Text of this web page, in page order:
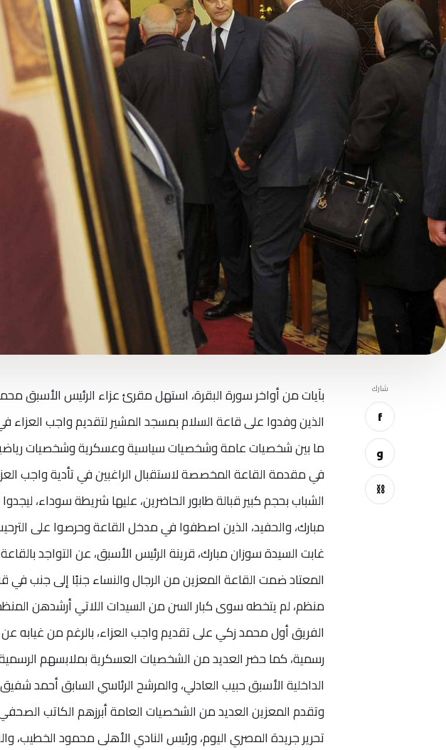
شارك
f
و
⛓
بآيات من أواخر سورة البقرة، استهل مقرئ عزاء الرئيس الأسبق
الذين وفدوا على قاعة السلام بمسجد المشير لتقديم واجب العزاء
ما بين شخصيات عامة وشخصيات سياسية وعسكرية وشخصيات
في مقدمة القاعة المخصصة لاستقبال الراغبين في تأدية واجب
الشباب بحجم كبير قبالة طابور الحاضرين، عليها شريطة سوداء،
مبارك، والحفيد، الذين اصطفوا في مدخل القاعة وحرصوا على
غابت السيدة سوزان مبارك، قرينة الرئيس الأسبق، عن التواجد
المعتاد ضمت القاعة المعزين من الرجال والنساء جنبًا إلى جنب
منظم، لم يتخطه سوى كبار السن من السيدات اللاتي أرشدهن
الفريق أول محمد زكي على تقديم واجب العزاء، بالرغم من غيابه عن
رسمية، كما حضر العديد من الشخصيات العسكرية بملابسهم
الداخلية الأسبق حبيب العادلي، والمرشح الرئاسي السابق أحمد
وتقدم المعزين العديد من الشخصيات العامة أبرزهم الكاتب
تحرير جريدة المصري اليوم، ورئيس النادي الأهلى محمود الخطيب،